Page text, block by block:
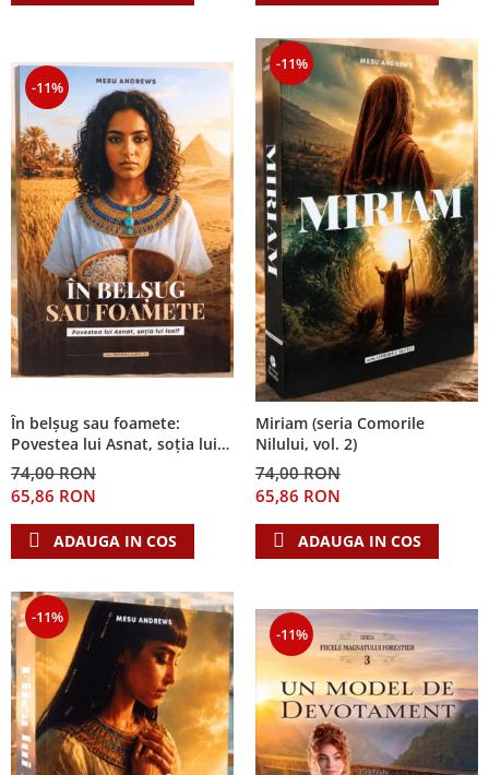
-11%
În belșug sau foamete:
Povestea lui Asnat, soția lui
Iosif (Seria Cronicile Egiptului,
vol. 2)
74,00 RON
65,86 RON
ADAUGA IN COS
-11%
Miriam (seria Comorile
Nilului, vol. 2)
74,00 RON
65,86 RON
ADAUGA IN COS
-11%
-11%